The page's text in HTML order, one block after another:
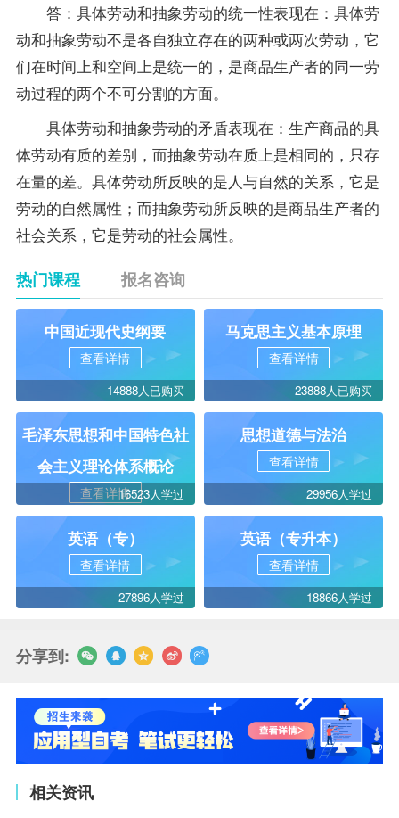
答：具体劳动和抽象劳动的统一性表现在：具体劳
动和抽象劳动不是各自独立存在的两种或两次劳动，它
们在时间上和空间上是统一的，是商品生产者的同一劳
动过程的两个不可分割的方面。
具体劳动和抽象劳动的矛盾表现在：生产商品的具
体劳动有质的差别，而抽象劳动在质上是相同的，只存
在量的差。具体劳动所反映的是人与自然的关系，它是
劳动的自然属性；而抽象劳动所反映的是商品生产者的
社会关系，它是劳动的社会属性。
热门课程 报名咨询
中国近现代史纲要
查看详情
14888人已购买
马克思主义基本原理
查看详情
23888人已购买
毛泽东思想和中国特色社
会主义理论体系概论
查看详情16523人学过
思想道德与法治
查看详情
29956人学过
英语（专）
查看详情
27896人学过
英语（专升本）
查看详情
18866人学过
分享到:
相关资讯